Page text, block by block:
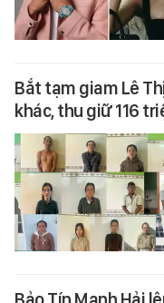
Bắt tạm giam Lê
khác, thu giữ 116